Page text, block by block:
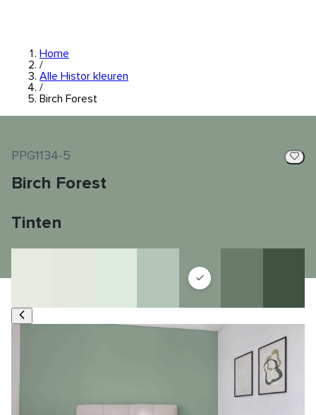
Home
/
Alle Histor kleuren
/
Birch Forest
PPG1134-5
Birch Forest
Tinten